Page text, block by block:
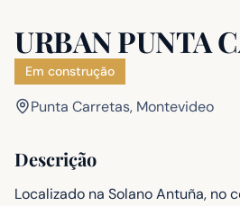
URBAN PUNTA
Em construção
Punta Carretas, Montevideo
Descrição
Localizado na Solano Antuña, no